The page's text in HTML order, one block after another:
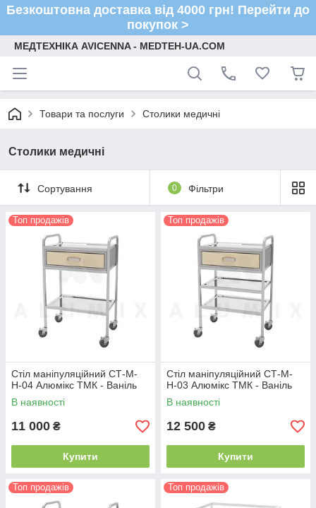
Безкоштовна доставка від 4000 грн! Перейти до
покупок >
МЕДТЕХНІКА AVICENNA - MEDTEH-UA.COM
Товари та послуги Столики медичні
Столики медичні
Сортування 0 Фільтри
Топ продажів
Стіл маніпуляційний СТ-М-
Н-04 Алюмікс ТМК - Ваніль
В наявності
11 000 ₴
Купити
Топ продажів
Стіл маніпуляційний СТ-М-
Н-03 Алюмікс ТМК - Ваніль
В наявності
12 500 ₴
Купити
Топ продажів Топ продажів